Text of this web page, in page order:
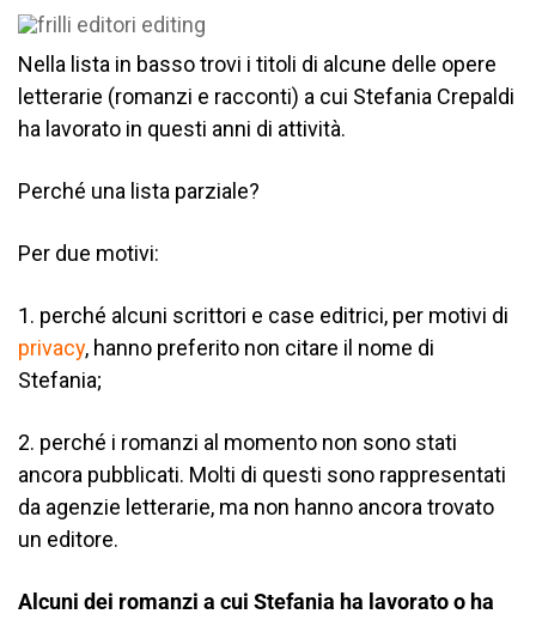
Nella lista in basso trovi i titoli di alcune delle opere
letterarie (romanzi e racconti) a cui Stefania Crepaldi
ha lavorato in questi anni di attività.
Perché una lista parziale?
Per due motivi:
1. perché alcuni scrittori e case editrici, per motivi di
privacy, hanno preferito non citare il nome di
Stefania;
2. perché i romanzi al momento non sono stati
ancora pubblicati. Molti di questi sono rappresentati
da agenzie letterarie, ma non hanno ancora trovato
un editore.
Alcuni dei romanzi a cui Stefania ha lavorato o ha